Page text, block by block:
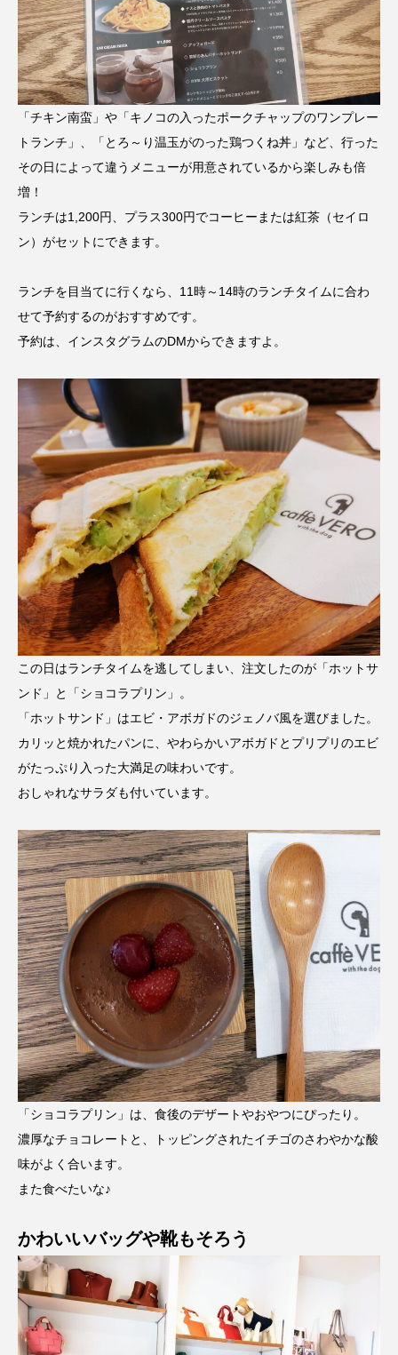
「チキン南蛮」や「キノコの入ったポークチャップのワンプレー
トランチ」、「とろ～り温玉がのった鶏つくね丼」など、行った
その日によって違うメニューが用意されているから楽しみも倍
増！
ランチは1,200円、プラス300円でコーヒーまたは紅茶（セイロ
ン）がセットにできます。
ランチを目当てに行くなら、11時～14時のランチタイムに合わ
せて予約するのがおすすめです。
予約は、 インスタグラムのDMからできますよ。
この日はランチタイムを逃してしまい、注文したのが「ホットサ
ンド」と「ショコラプリン」。
「ホットサンド」はエビ・アボガドのジェノバ風を選びました。
カリッと焼かれたパンに、やわらかいアボガドとプリプリのエビ
がたっぷり入った大満足の味わいです。
おしゃれなサラダも付いています。
「ショコラプリン」は、食後のデザートやおやつにぴったり。
濃厚なチョコレートと、トッピングされたイチゴのさわやかな酸
味がよく合います。
また食べたいな♪
かわいいバッグや靴もそろう